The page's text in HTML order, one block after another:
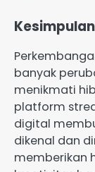
banyak
menikmati
platform
digital
dikenal dan
memberikan